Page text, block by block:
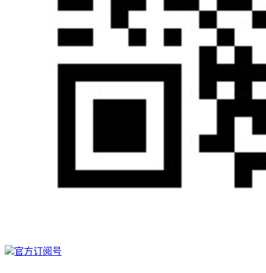
官方订阅号